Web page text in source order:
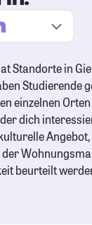
Standorte in
Studierende
einzelnen
dich
beurteilt